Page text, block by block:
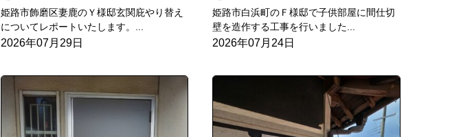
姫路市飾磨区妻鹿のＹ様邸玄関庇やり替え
についてレポートいたします。...
2026年07月29日
姫路市白浜町のＦ様邸で子供部屋に間仕切
壁を造作する工事を行いました...
2026年07月24日